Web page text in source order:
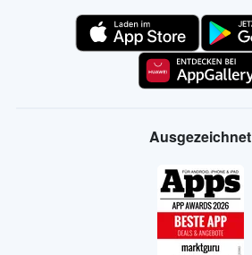
Ausgezeichnet